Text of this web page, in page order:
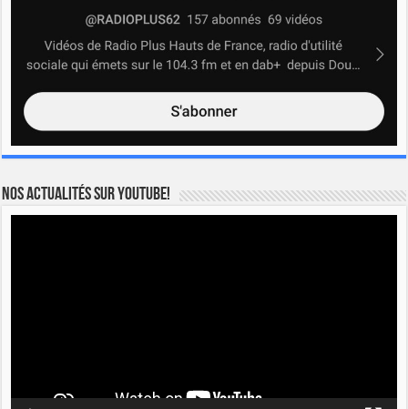
Nos actualités sur YOUTUBE!